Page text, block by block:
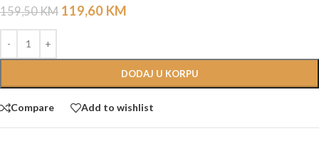
159,50KM 119,60 KM
DODAJ U KORPU
Compare Add to wishlist